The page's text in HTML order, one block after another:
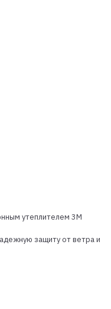
утеплителем 3M
защиту от ветра и